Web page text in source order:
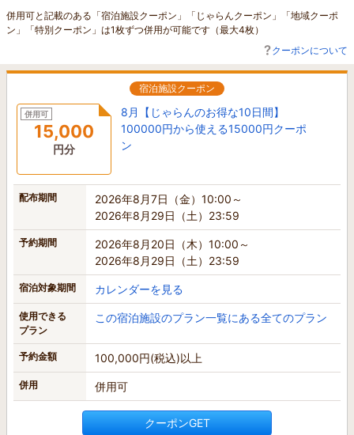
併用可と記載のある「宿泊施設クーポン」「じゃらんクーポン」「地域クーポ
ン」「特別クーポン」は1枚ずつ併用が可能です（最大4枚）
クーポンについて
宿泊施設クーポン
併用可
15,000
円分
8月【じゃらんのお得な10日間】
100000円から使える15000円クーポ
ン
配布期間
2026年8月7日（金）10:00～
2026年8月29日（土）23:59
予約期間
2026年8月20日（木）10:00～
2026年8月29日（土）23:59
宿泊対象期間 カレンダーを見る
使用できる
プラン
この宿泊施設のプラン一覧にある全てのプラン
予約金額 100,000円(税込)以上
併用 併用可
クーポンGET